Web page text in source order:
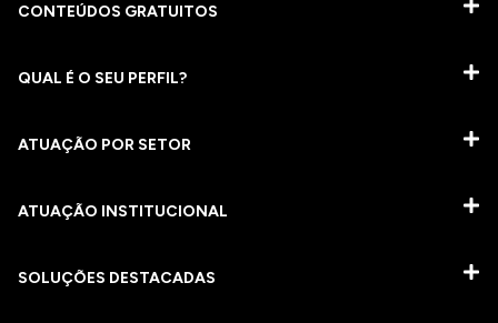
CONTEÚDOS GRATUITOS
QUAL É O SEU PERFIL?
ATUAÇÃO POR SETOR
ATUAÇÃO INSTITUCIONAL
SOLUÇÕES DESTACADAS